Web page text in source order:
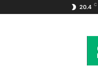
20.4 C